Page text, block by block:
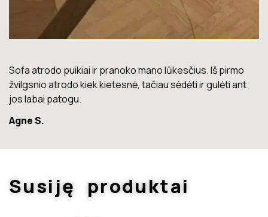
Lova labai gera. Šiuo metu neturiu jokių nusiskundimų.
Marius T.
Susiję produktai